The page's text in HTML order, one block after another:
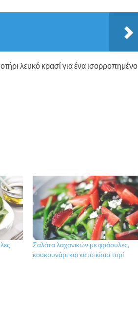
λευκό κρασί για ένα ισορροπημένο
Σαλάτα λαχανικών με φράουλες,
κουκουνάρι και κατσικίσιο τυρί